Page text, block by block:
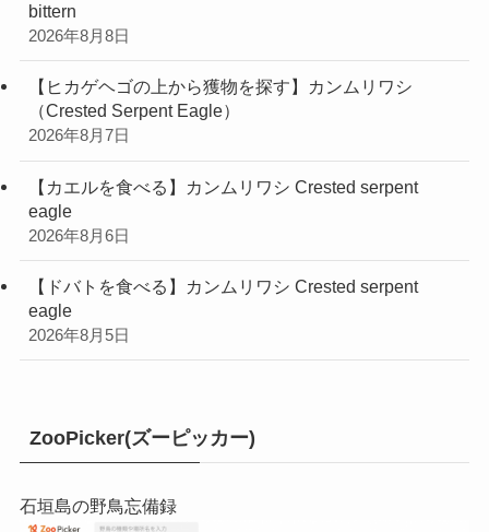
bittern
2026年8月8日
【ヒカゲヘゴの上から獲物を探す】カンムリワシ
（Crested Serpent Eagle）
2026年8月7日
【カエルを食べる】カンムリワシ Crested serpent
eagle
2026年8月6日
【ドバトを食べる】カンムリワシ Crested serpent
eagle
2026年8月5日
ZooPicker(ズーピッカー)
石垣島の野鳥忘備録